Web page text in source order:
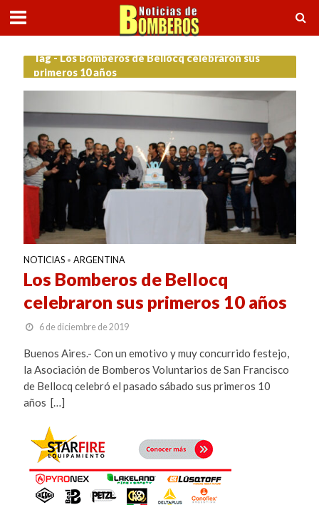
Tag - Los Bomberos de Bellocq celebraron sus
primeros 10 años
NOTICIAS • ARGENTINA
Los Bomberos de Bellocq
celebraron sus primeros 10 años
6 de diciembre de 2019
Buenos Aires.- Con un emotivo y muy concurrido festejo,
la Asociación de Bomberos Voluntarios de San Francisco
de Bellocq celebró el pasado sábado sus primeros 10
años […]